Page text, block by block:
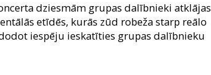
dziesmām grupas dalībnieki atklājas
etīdēs, kurās zūd robeža starp reālo
iespēju ieskatīties grupas dalībnieku